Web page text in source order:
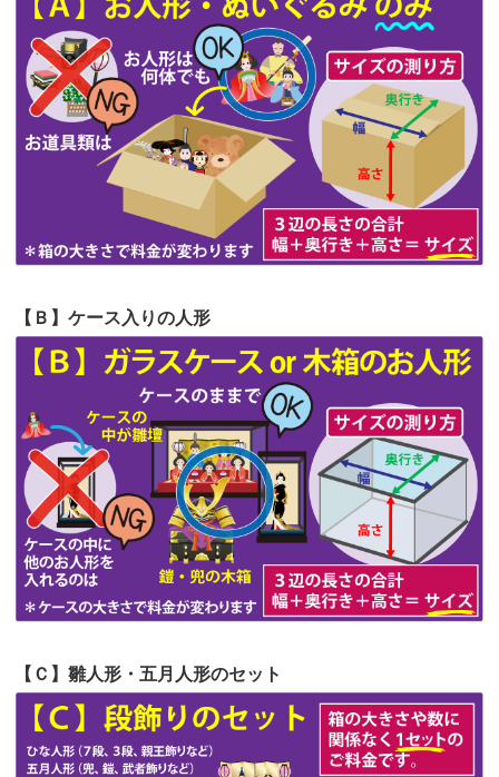
2026/06/19
インターネット検索でホームページを
見つけまし...
第63回人形供養祭 令和5年8月1日(火)
第62回人形供養祭令和5年6月21日(水)
第61回人形供養祭 令和5年5月19日(金)
第60回人形供養祭令和5年3月28日(火)
第59回人形供養祭 令和5年2月10日(金)
第58回人形供養祭令和5年12月21日(水)
第56回人形供養祭 令和4年10月19日(水)
第55回人形供養祭令和4年9月8日(木)
第54回人形供養祭令和4年8月1日(月)
第53回人形供養祭令和4年7月1日(金)
第52回人形供養祭令和4年5月17日(火)
第51回人形供養祭令和4年4月18日(月)
第50回人形供養祭令和4年3月15日(火)
第49回人形供養祭令和4年1月17日(月)
第48回人形供養祭令和3年12月3日(金)
第47回人形供養祭 令和3年10月11日(月)
【Ｂ】ケース入りの人形
【Ｃ】雛人形・五月人形のセット